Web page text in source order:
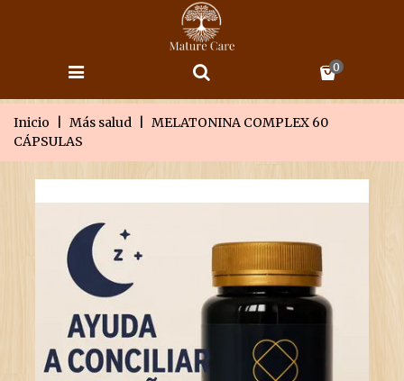
0
Inicio Más salud
MELATONINA COMPLEX 60
CÁPSULAS